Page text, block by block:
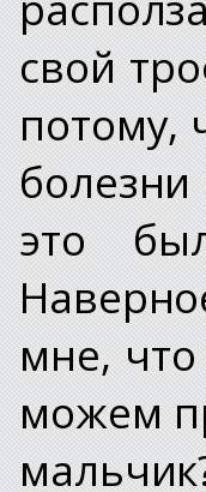
свой
потому,
это
мне,
можем